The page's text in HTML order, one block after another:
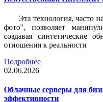
Эта технология, часто
фото", позволяет
создавая синтетические
отношения к реальности
Подробнее
02.06.2026
Облачные серверы для
эффективности